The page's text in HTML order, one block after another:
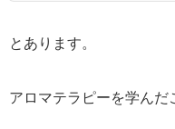
とあります。
アロマテラピーを学んだ